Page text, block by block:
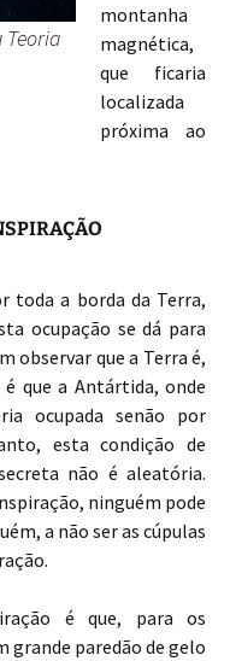
Teoria
montanha
magnética,
que ficaria
localizada
próxima ao
toda a borda da Terra,
ocupação se dá para
observar que a Terra é,
que a Antártida, onde
ocupada senão por
esta condição de
não é aleatória.
ninguém pode
a não ser as cúpulas
é que, para os
paredão de gelo